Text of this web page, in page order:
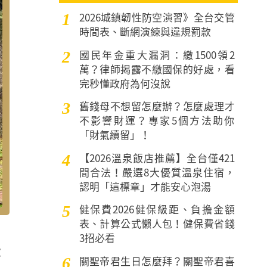
1
2026城鎮韌性防空演習》全台交管
時間表、斷網演練與違規罰款
2
國民年金重大漏洞：繳1500領2
萬？律師揭露不繳國保的好處，看
完秒懂政府為何沒說
3
舊錢母不想留怎麼辦？怎麼處理才
不影響財運？專家5個方法助你
「財氣續留」！
4
【2026溫泉飯店推薦】全台僅421
間合法！嚴選8大優質溫泉住宿，
認明「這標章」才能安心泡湯
5
健保費2026健保級距、負擔金額
表、計算公式懶人包！健保費省錢
3招必看
6 關聖帝君生日怎麼拜？關聖帝君喜